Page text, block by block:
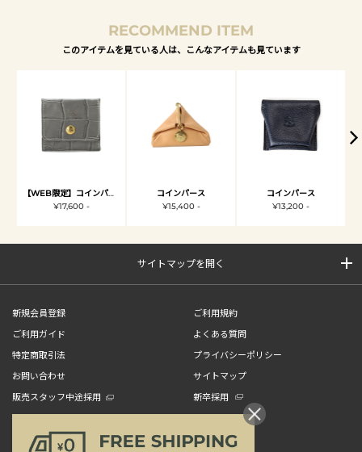
RECOMMEND ITEM
このアイテムを見ている人は、こんなアイテムも見ています
【WEB限定】コインパース
¥17,600 -
コインパース
¥15,400 -
コインパース
¥13,200 -
サイトマップを開く
新規会員登録
ご利用規約
ご利用ガイド
よくある質問
特定商取引法
プライバシーポリシー
お問い合わせ
サイトマップ
販売スタッフ中途採用
新卒採用